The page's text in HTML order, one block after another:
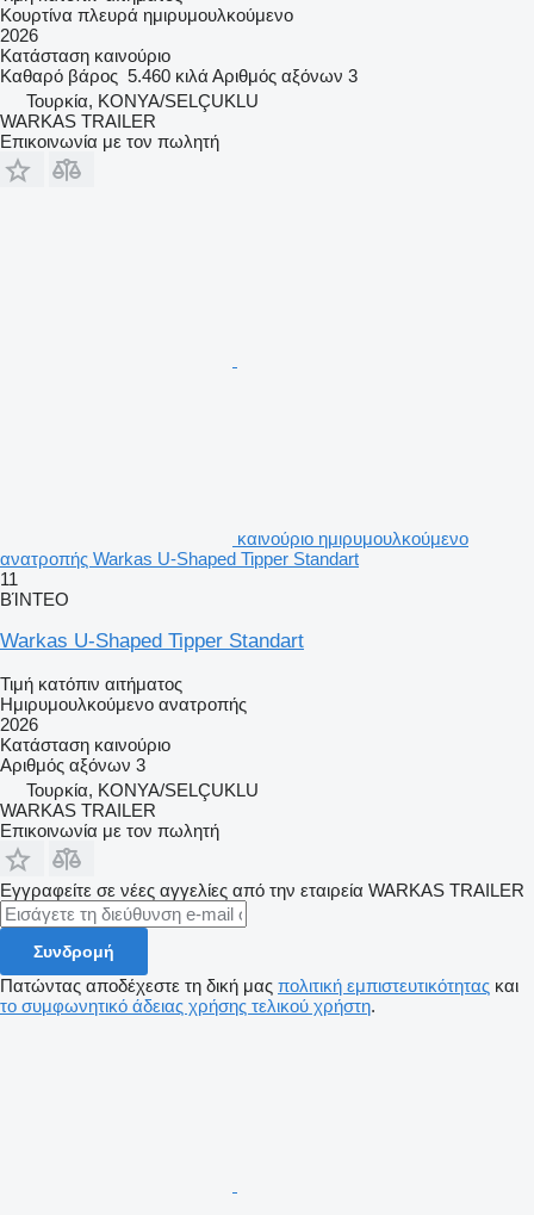
Κουρτίνα πλευρά ημιρυμουλκούμενο
2026
Κατάσταση καινούριο
Καθαρό βάρος 5.460 κιλά Αριθμός αξόνων 3
Τουρκία, KONYA/SELÇUKLU
WARKAS TRAILER
Επικοινωνία με τον πωλητή
καινούριο ημιρυμουλκούμενο
ανατροπής Warkas U-Shaped Tipper Standart
11
ΒΊΝΤΕΟ
Warkas U-Shaped Tipper Standart
Τιμή κατόπιν αιτήματος
Ημιρυμουλκούμενο ανατροπής
2026
Κατάσταση καινούριο
Αριθμός αξόνων 3
Τουρκία, KONYA/SELÇUKLU
WARKAS TRAILER
Επικοινωνία με τον πωλητή
Εγγραφείτε σε νέες αγγελίες από την εταιρεία WARKAS TRAILER
Συνδρομή
Πατώντας αποδέχεστε τη δική μας πολιτική εμπιστευτικότητας και
το συμφωνητικό άδειας χρήσης τελικού χρήστη.